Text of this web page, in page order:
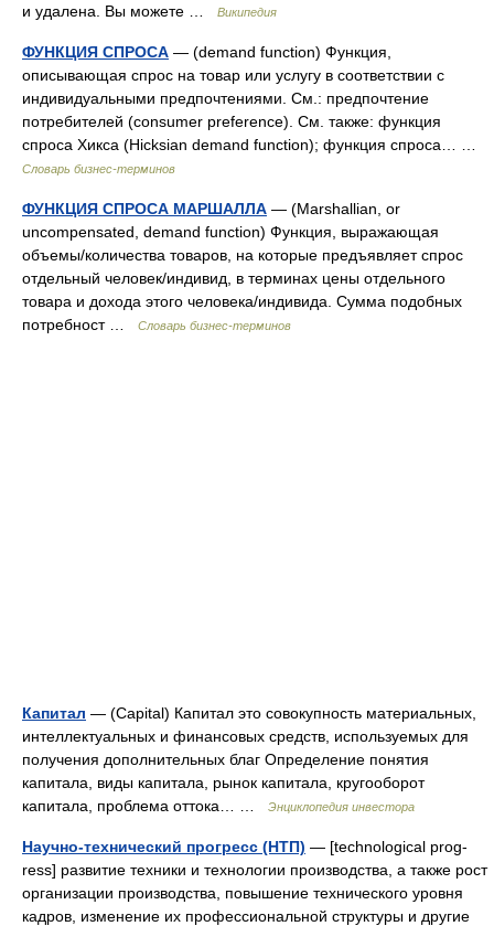
и удалена. Вы можете …
Википедия
ФУНКЦИЯ СПРОСА — (demand function) Функция,
описывающая спрос на товар или услугу в соответствии с
индивидуальными предпочтениями. См.: предпочтение
потребителей (consumer preference). См. также: функция
спроса Хикса (Hicksian demand function); функция спроса… …
Словарь бизнес-терминов
ФУНКЦИЯ СПРОСА МАРШАЛЛА — (Marshallian, or
uncompensated, demand function) Функция, выражающая
объемы/количества товаров, на которые предъявляет спрос
отдельный человек/индивид, в терминах цены отдельного
товара и дохода этого человека/индивида. Сумма подобных
потребност …
Словарь бизнес-терминов
Капитал — (Capital) Капитал это совокупность материальных,
интеллектуальных и финансовых средств, используемых для
получения дополнительных благ Определение понятия
капитала, виды капитала, рынок капитала, кругооборот
капитала, проблема оттока… …
Энциклопедия инвестора
Научно-технический прогресс (НТП) — [technological prog­­
ress] развитие техники и технологии производства, а также рост
организации производства, повышение технического уровня
кадров, изменение их профессиональной структуры и другие